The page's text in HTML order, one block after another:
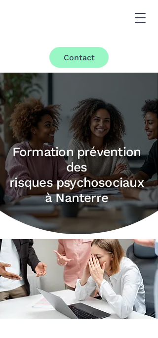
Contact
Formation prévention
des
risques psychosociaux
à Nanterre